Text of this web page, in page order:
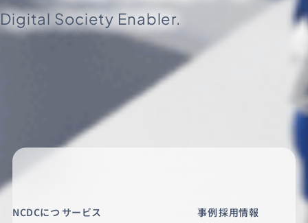
Digital Society Enabler.
NCDCにつ サービス
事例採用情報